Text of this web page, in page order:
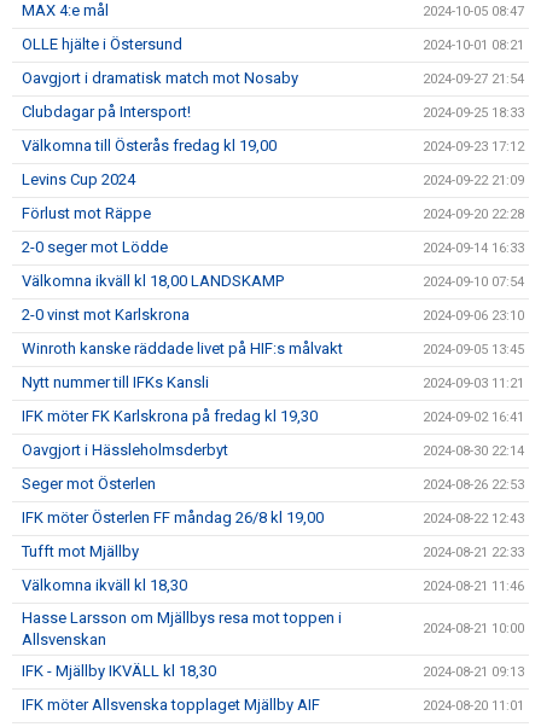
MAX 4:e mål 2024-10-05 08:47
OLLE hjälte i Östersund 2024-10-01 08:21
Oavgjort i dramatisk match mot Nosaby 2024-09-27 21:54
Clubdagar på Intersport! 2024-09-25 18:33
Välkomna till Österås fredag kl 19,00 2024-09-23 17:12
Levins Cup 2024 2024-09-22 21:09
Förlust mot Räppe 2024-09-20 22:28
2-0 seger mot Lödde 2024-09-14 16:33
Välkomna ikväll kl 18,00 LANDSKAMP 2024-09-10 07:54
2-0 vinst mot Karlskrona 2024-09-06 23:10
Winroth kanske räddade livet på HIF:s målvakt 2024-09-05 13:45
Nytt nummer till IFKs Kansli 2024-09-03 11:21
IFK möter FK Karlskrona på fredag kl 19,30 2024-09-02 16:41
Oavgjort i Hässleholmsderbyt 2024-08-30 22:14
Seger mot Österlen 2024-08-26 22:53
IFK möter Österlen FF måndag 26/8 kl 19,00 2024-08-22 12:43
Tufft mot Mjällby 2024-08-21 22:33
Välkomna ikväll kl 18,30 2024-08-21 11:46
Hasse Larsson om Mjällbys resa mot toppen i
Allsvenskan
2024-08-21 10:00
IFK - Mjällby IKVÄLL kl 18,30 2024-08-21 09:13
IFK möter Allsvenska topplaget Mjällby AIF 2024-08-20 11:01